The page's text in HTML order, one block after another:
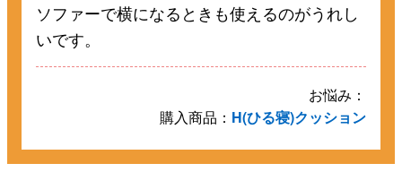
ソファーで横になるときも使えるのがうれし
いです。
お悩み：
購入商品： H(ひる寝)クッション